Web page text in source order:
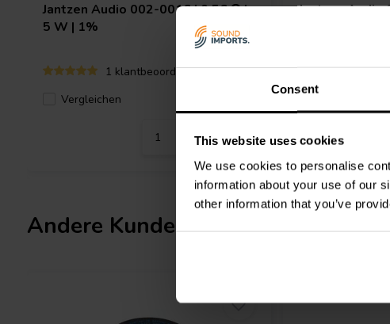
Consent
This website uses cookies
We use cookies to personalise
information about your use of our
other information that you’ve
Jantzen Audio 002-0016 | 0,56 Ω |
5 W | 1%
1 klantbeoordelingen
Vergleichen
Jantzen Audio
2
Andere Kunden kauften auch